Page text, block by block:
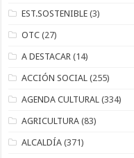
EST.SOSTENIBLE (3)
OTC (27)
A DESTACAR (14)
ACCIÓN SOCIAL (255)
AGENDA CULTURAL (334)
AGRICULTURA (83)
ALCALDÍA (371)